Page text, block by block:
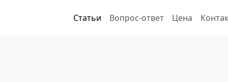
Статьи Вопрос-ответ Цена